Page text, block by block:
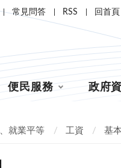
常見問答 RSS 回首頁
便民服務 政府
就業平等 工資 基